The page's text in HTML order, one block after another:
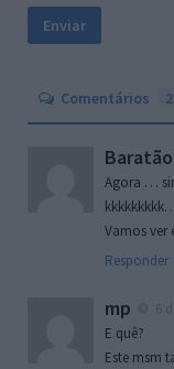
Comentários
Baratão
Agora …
Vamos ver
Responder
mp
E quê?
Este msm